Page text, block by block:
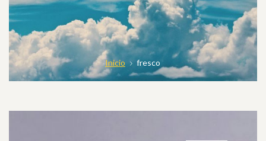
Inicio fresco